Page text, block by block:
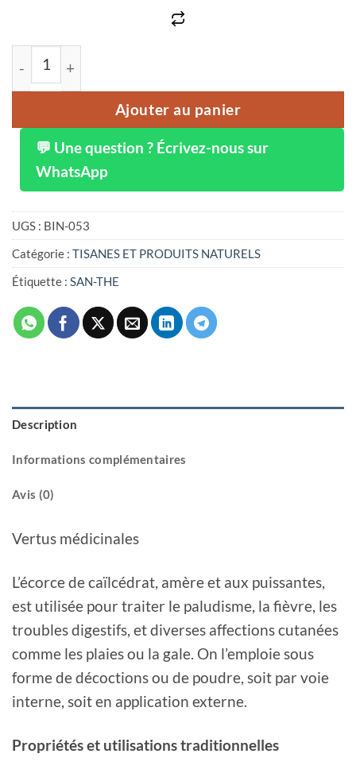
quantité de Ecorce de cailcédrat (Khaya senegalensis)
Ajouter au panier
💬 Une question ? Écrivez-nous sur
WhatsApp
UGS : BIN-053
Catégorie : TISANES ET PRODUITS NATURELS
Étiquette : SAN-THE
Description
Informations complémentaires
Avis (0)
Vertus médicinales
L’écorce de caïlcédrat, amère et aux puissantes,
est utilisée pour traiter le paludisme, la fièvre, les
troubles digestifs, et diverses affections cutanées
comme les plaies ou la gale. On l’emploie sous
forme de décoctions ou de poudre, soit par voie
interne, soit en application externe.
Propriétés et utilisations traditionnelles